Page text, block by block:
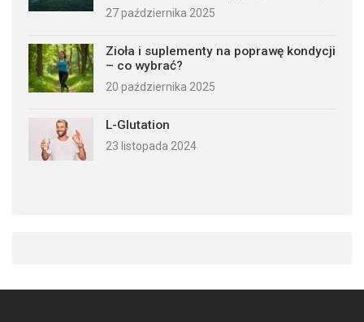
27 października 2025
Zioła i suplementy na poprawę kondycji
– co wybrać?
20 października 2025
L-Glutation
23 listopada 2024